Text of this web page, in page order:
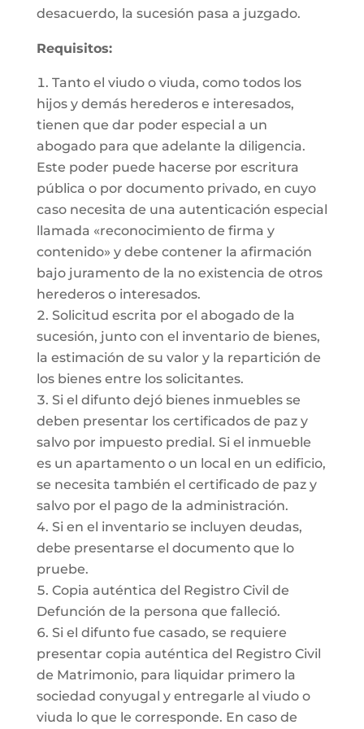
desacuerdo, la sucesión pasa a juzgado.
Requisitos:
Tanto el viudo o viuda, como todos los
hijos y demás herederos e interesados,
tienen que dar poder especial a un
abogado para que adelante la diligencia.
Este poder puede hacerse por escritura
pública o por documento privado, en cuyo
caso necesita de una autenticación especial
llamada «reconocimiento de firma y
contenido» y debe contener la afirmación
bajo juramento de la no existencia de otros
herederos o interesados.
Solicitud escrita por el abogado de la
sucesión, junto con el inventario de bienes,
la estimación de su valor y la repartición de
los bienes entre los solicitantes.
Si el difunto dejó bienes inmuebles se
deben presentar los certificados de paz y
salvo por impuesto predial. Si el inmueble
es un apartamento o un local en un edificio,
se necesita también el certificado de paz y
salvo por el pago de la administración.
Si en el inventario se incluyen deudas,
debe presentarse el documento que lo
pruebe.
Copia auténtica del Registro Civil de
Defunción de la persona que falleció.
Si el difunto fue casado, se requiere
presentar copia auténtica del Registro Civil
de Matrimonio, para liquidar primero la
sociedad conyugal y entregarle al viudo o
viuda lo que le corresponde. En caso de